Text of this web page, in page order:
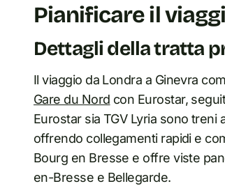
Pianificare il
Dettagli della tratta
Il viaggio da Londra a Ginevra
Gare du Nord con Eurostar,
Eurostar sia TGV Lyria sono
offrendo collegamenti rapidi e
Bourg en Bresse e offre viste
en-Bresse e Bellegarde.